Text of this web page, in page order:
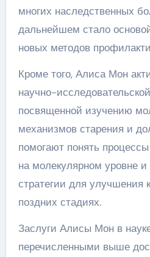
многих наследственных
дальнейшем стало
новых методов
Кроме того, Алиса Мон
научно-
посвященной изучению
механизмов старения и
помогают понять
на молекулярном уровне и
стратегии для улучшения
поздних стадиях.
Заслуги Алисы Мон в
перечисленными выше